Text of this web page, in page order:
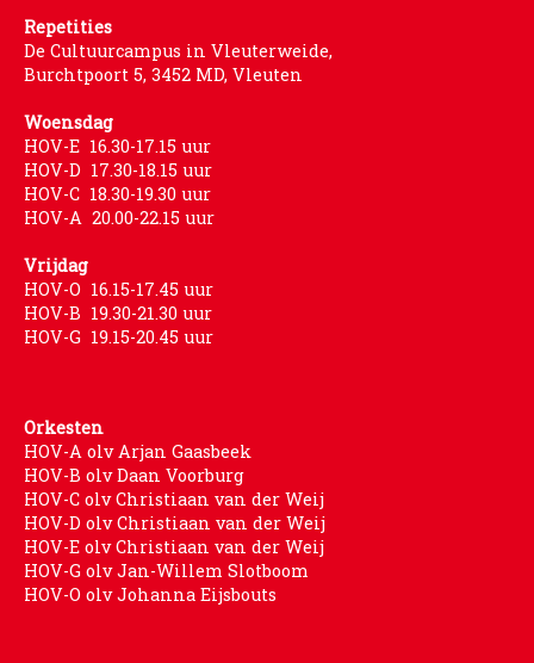
Repetities
De Cultuurcampus in Vleuterweide,
Burchtpoort 5, 3452 MD, Vleuten
Woensdag
HOV-E 16.30-17.15 uur
HOV-D 17.30-18.15 uur
HOV-C 18.30-19.30 uur
HOV-A 20.00-22.15 uur
Vrijdag
HOV-O 16.15-17.45 uur
HOV-B 19.30-21.30 uur
HOV-G 19.15-20.45 uur
Orkesten
HOV-A olv Arjan Gaasbeek
HOV-B olv Daan Voorburg
HOV-C olv Christiaan van der Weij
HOV-D olv Christiaan van der Weij
HOV-E olv Christiaan van der Weij
HOV-G olv Jan-Willem Slotboom
HOV-O olv Johanna Eijsbouts